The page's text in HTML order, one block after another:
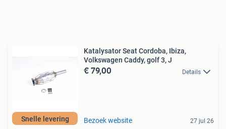
Snelle levering
Katalysator Seat Cordoba, Ibiza,
Volkswagen Caddy, golf 3, J
€ 79,00 Details
Bezoek website 27 jul 26